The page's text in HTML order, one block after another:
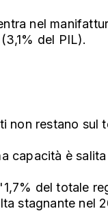
nel
del PIL).
restano
è
del totale
stagnante nel